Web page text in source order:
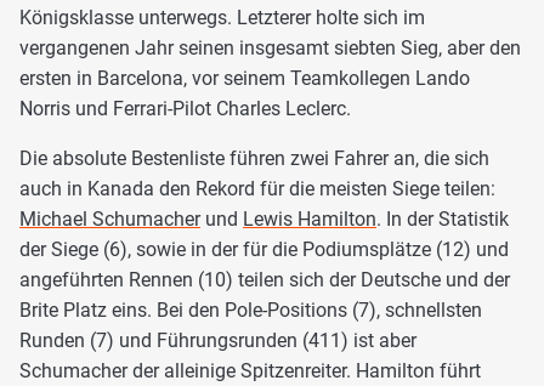
Königsklasse unterwegs. Letzterer holte sich im
vergangenen Jahr seinen insgesamt siebten Sieg, aber den
ersten in Barcelona, vor seinem Teamkollegen Lando
Norris und Ferrari-Pilot Charles Leclerc.
Die absolute Bestenliste führen zwei Fahrer an, die sich
auch in Kanada den Rekord für die meisten Siege teilen:
Michael Schumacherund Lewis Hamilton. In der Statistik
der Siege (6), sowie in der für die Podiumsplätze (12) und
angeführten Rennen (10) teilen sich der Deutsche und der
Brite Platz eins. Bei den Pole-Positions (7), schnellsten
Runden (7) und Führungsrunden (411) ist aber
Schumacher der alleinige Spitzenreiter. Hamilton führt